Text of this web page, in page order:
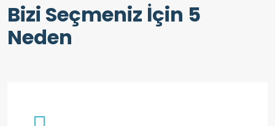
Bizi Seçmeniz İçin 5
Neden